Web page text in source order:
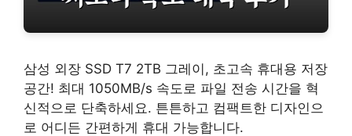
삼성 외장 SSD T7 2TB 그레이, 초고속 휴대용 저장
공간! 최대 1050MB/s 속도로 파일 전송 시간을 혁
신적으로 단축하세요. 튼튼하고 컴팩트한 디자인으
로 어디든 간편하게 휴대 가능합니다.